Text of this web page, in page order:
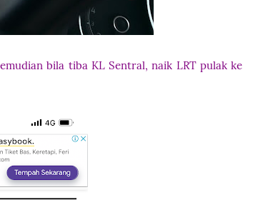
bila tiba KL Sentral, naik LRT pulak ke